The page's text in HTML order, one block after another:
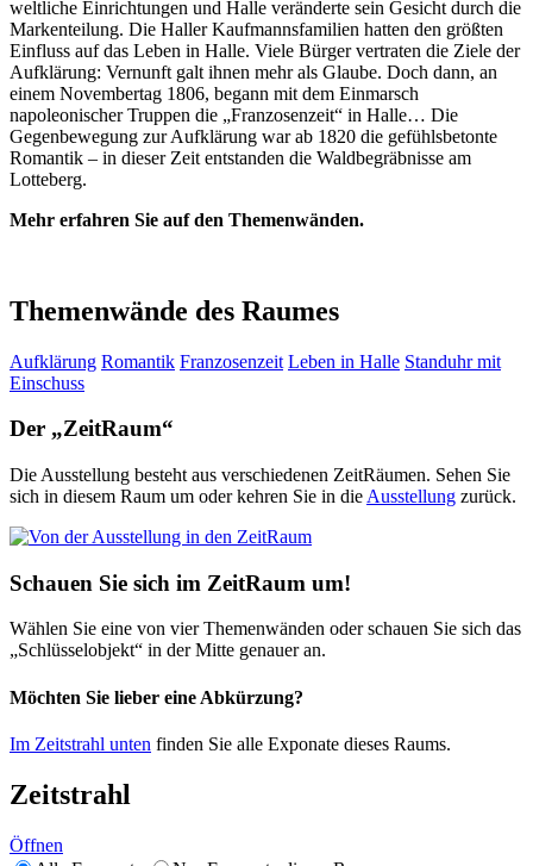
weltliche Einrichtungen und Halle veränderte sein Gesicht durch die
Markenteilung. Die Haller Kaufmannsfamilien hatten den größten
Einfluss auf das Leben in Halle. Viele Bürger vertraten die Ziele der
Aufklärung: Vernunft galt ihnen mehr als Glaube. Doch dann, an
einem Novembertag 1806, begann mit dem Einmarsch
napoleonischer Truppen die „Franzosenzeit“ in Halle… Die
Gegenbewegung zur Aufklärung war ab 1820 die gefühlsbetonte
Romantik – in dieser Zeit entstanden die Waldbegräbnisse am
Lotteberg.
Mehr erfahren Sie auf den Themenwänden.
Themenwände des Raumes
Aufklärung Romantik Franzosenzeit Leben in Halle Standuhr mit
Einschuss
Der „ZeitRaum“
Die Ausstellung besteht aus verschiedenen ZeitRäumen. Sehen Sie
sich in diesem Raum um oder kehren Sie in die Ausstellung zurück.
Schauen Sie sich im ZeitRaum um!
Wählen Sie eine von vier Themenwänden oder schauen Sie sich das
„Schlüsselobjekt“ in der Mitte genauer an.
Möchten Sie lieber eine Abkürzung?
Im Zeitstrahl unten finden Sie alle Exponate dieses Raums.
Zeitstrahl
Öffnen